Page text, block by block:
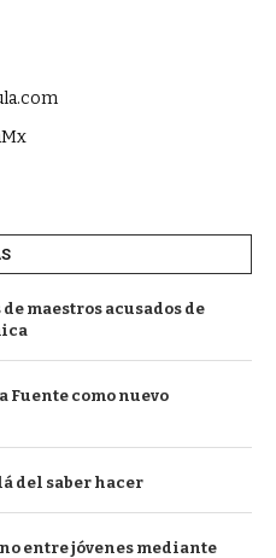
maestros acusados de
Fuente como nuevo
del saber hacer
entre jóvenes mediante